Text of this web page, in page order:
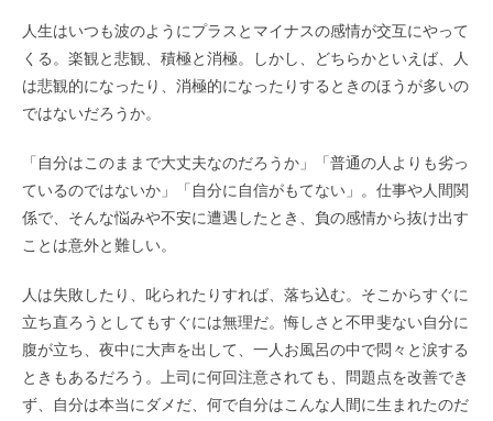
人生はいつも波のようにプラスとマイナスの感情が交互にやって
くる。楽観と悲観、積極と消極。しかし、どちらかといえば、人
は悲観的になったり、消極的になったりするときのほうが多いの
ではないだろうか。
「自分はこのままで大丈夫なのだろうか」「普通の人よりも劣っ
ているのではないか」「自分に自信がもてない」。仕事や人間関
係で、そんな悩みや不安に遭遇したとき、負の感情から抜け出す
ことは意外と難しい。
人は失敗したり、叱られたりすれば、落ち込む。そこからすぐに
立ち直ろうとしてもすぐには無理だ。悔しさと不甲斐ない自分に
腹が立ち、夜中に大声を出して、一人お風呂の中で悶々と涙する
ときもあるだろう。上司に何回注意されても、問題点を改善でき
ず、自分は本当にダメだ、何で自分はこんな人間に生まれたのだ